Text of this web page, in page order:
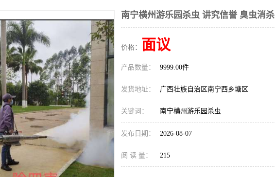
南宁横州游乐园杀虫 讲究信誉 臭虫消杀
价格： 面议
产品数量： 9999.00件
发货地址： 广西壮族自治区南宁西乡塘区
关键词： 南宁横州游乐园杀虫
发布日期： 2026-08-07
阅 读 量： 215